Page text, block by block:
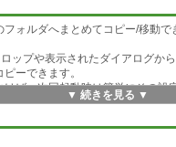
ォルダへまとめてコピー/移動で
ップや表示されたダイアログか
ーできます。
ば、次回起動時は簡単にその設
ー元ファイル総数が100個以下
す。
重宝します。
▼ 続きを見る ▼